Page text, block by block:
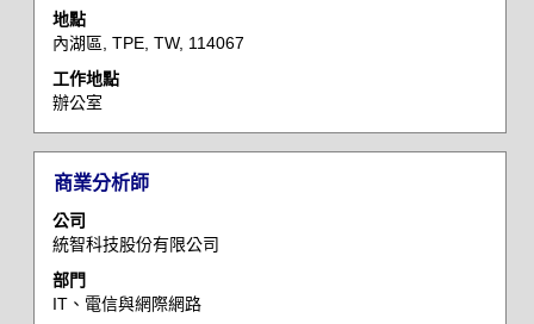
地點
內湖區, TPE, TW, 114067
工作地點
辦公室
工
作
訊
的
整
內
容。
標
題
商業分析師
公司
統智科技股份有限公司
部門
IT、電信與網際網路
選
取
空
列
以